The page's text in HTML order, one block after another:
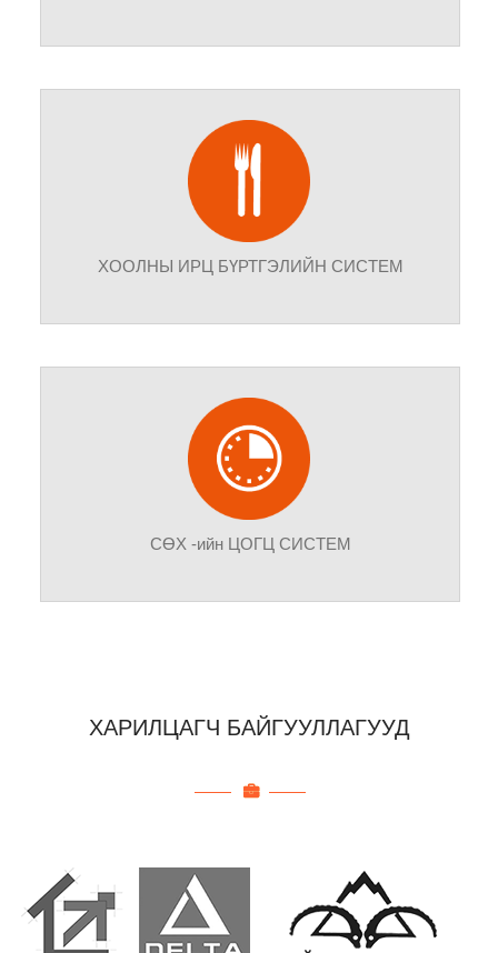
талбай оффисын харилцаа холбоог сайжруулж,
хэрэгцээт мэдээллийг нэг дор төвлөрүүлснээр
төслийг цаг хугацаа төсөвтөө багтаан амжилттай
дуусгахад туслана.
ХООЛНЫ ИРЦ БҮРТГЭЛИЙН СИСТЕМ
ашигладаг. Тухайн тохиолдолд үйлчлүүлэгч болон
үйлчлэгч байгууллага талаас тулгарах маргаантай
асуудлуудыг шийдвэрлэх ач холбогдол бүхий
СӨХ -ийн ЦОГЦ СИСТЕМ
тооцоо, хэрэглээ, дуудлага зэргийг бүртгэх, хянах
цогц шийдэл бүхий систем юм.
ХАРИЛЦАГЧ БАЙГУУЛЛАГУУД